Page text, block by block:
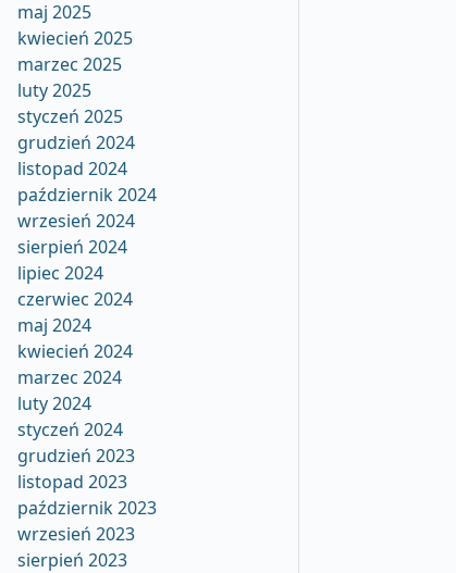
maj 2025
kwiecień 2025
marzec 2025
luty 2025
styczeń 2025
grudzień 2024
listopad 2024
październik 2024
wrzesień 2024
sierpień 2024
lipiec 2024
czerwiec 2024
maj 2024
kwiecień 2024
marzec 2024
luty 2024
styczeń 2024
grudzień 2023
listopad 2023
październik 2023
wrzesień 2023
sierpień 2023